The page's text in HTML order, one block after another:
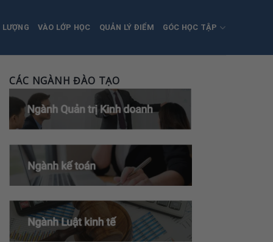
VÀO LỚP HỌC QUẢN LÝ ĐIỂM GÓC HỌC TẬP
CÁC NGÀNH ĐÀO TẠO